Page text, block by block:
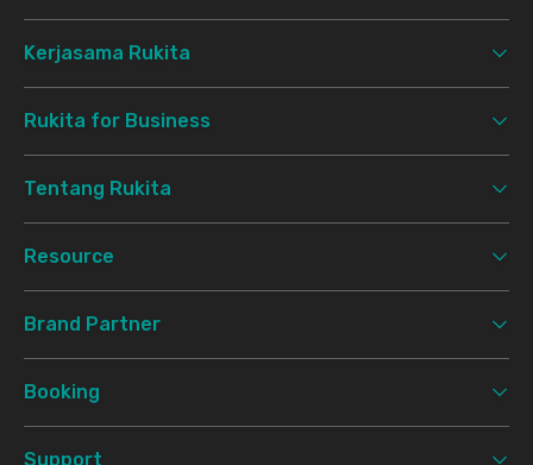
Kerjasama Rukita
Rukita for Business
Tentang Rukita
Resource
Brand Partner
Booking
Support